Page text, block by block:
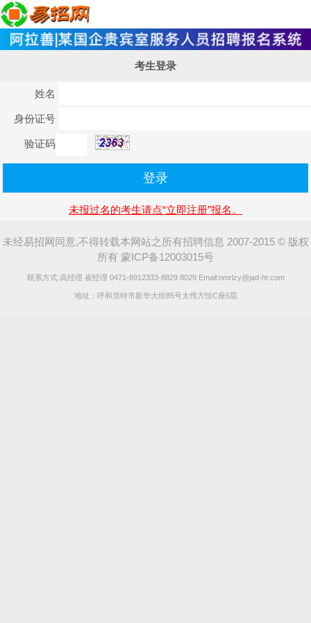
考生登录
姓名
身份证号
验证码
未报过名的考生请点“立即注册”报名。
未经易招网同意,不得转载本网站之所有招聘信息 2007-2015 © 版权
所有 蒙ICP备12003015号
联系方式:高经理 崔经理 0471-8912333-8829 8029 Email:nmrlzy@jad-hr.com
地址：呼和浩特市新华大街85号太伟方恒C座6层